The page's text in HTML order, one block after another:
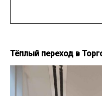
Тёплый переход в